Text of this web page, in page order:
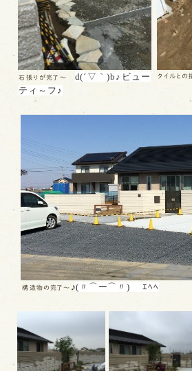
石張りが完了～ d(´▽｀)b♪ ビュー
ティ～フ♪
タイルとの
構造物の完了～♪(〃⌒ー⌒〃)ゞ ｴﾍﾍ